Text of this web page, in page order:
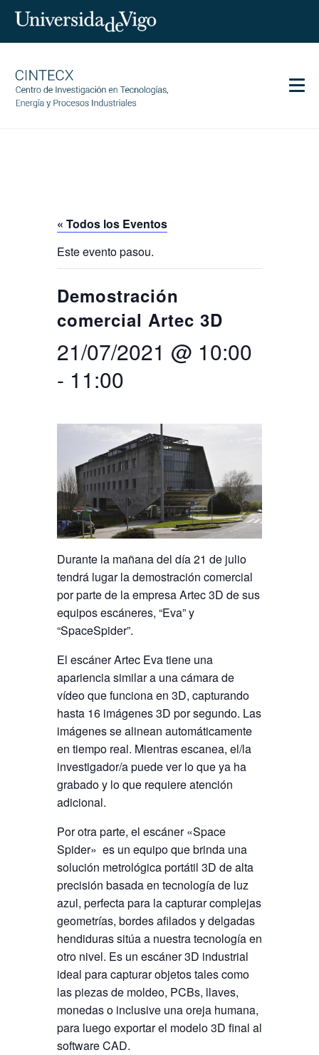
Servicios
Comunicación
Igualdad
EN Search
Buscar
por:
BUSCAR
Twitter InstagramYoutubeLinkedin
« Todos los Eventos
Este evento pasou.
Demostración
comercial Artec 3D
21/07/2021 @ 10:00
- 11:00
Durante la mañana del día 21 de julio
tendrá lugar la demostración comercial
por parte de la empresa Artec 3D de sus
equipos escáneres, “Eva” y
“SpaceSpider”.
El escáner Artec Eva tiene una
apariencia similar a una cámara de
vídeo que funciona en 3D, capturando
hasta 16 imágenes 3D por segundo. Las
imágenes se alinean automáticamente
en tiempo real. Mientras escanea, el/la
investigador/a puede ver lo que ya ha
grabado y lo que requiere atención
adicional.
Por otra parte, el escáner «Space
Spider» es un equipo que brinda una
solución metrológica portátil 3D de alta
precisión basada en tecnología de luz
azul, perfecta para la capturar complejas
geometrías, bordes afilados y delgadas
hendiduras sitúa a nuestra tecnología en
otro nivel. Es un escáner 3D industrial
ideal para capturar objetos tales como
las piezas de moldeo, PCBs, llaves,
monedas o inclusive una oreja humana,
para luego exportar el modelo 3D final al
software CAD.